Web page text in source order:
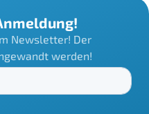
Newsletter! Der
werden!